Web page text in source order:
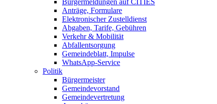
Bürgermeldungen auf CITIES
Anträge, Formulare
Elektronischer Zustelldienst
Abgaben, Tarife, Gebühren
Verkehr & Mobilität
Abfallentsorgung
Gemeindeblatt, Impulse
WhatsApp-Service
Politik
Bürgermeister
Gemeindevorstand
Gemeindevertretung